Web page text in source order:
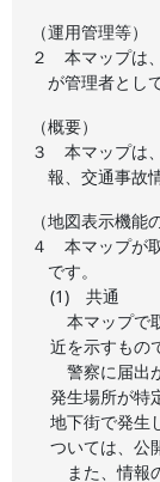
（運用管理等）
２
本マップは
が管理者とし
（概要）
３
本マップは
報、交通事故
（地図表示機能
４
本マップが
です。
(1) 共通
本マップで
近を示すもの
警察に届出
発生場所が特
地下街で発生
ついては、公
また、情報